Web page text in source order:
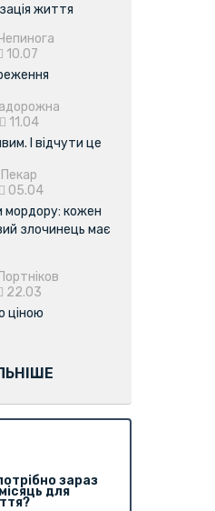
життя
10.07
11.04
І відчути це
05.04
мордору: кожен
злочинець має
22.03
ціною
зараз
для